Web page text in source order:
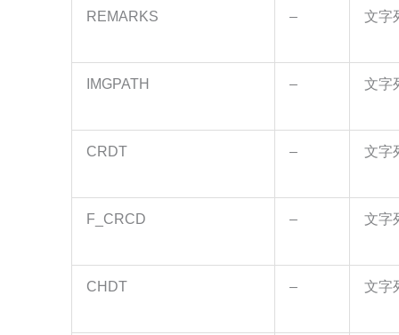
REMARKS – 文字
IMGPATH – 文字
CRDT – 文字
F_CRCD – 文字
CHDT – 文字